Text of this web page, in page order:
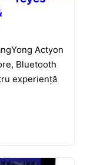
Actyon
Bluetooth
experiență